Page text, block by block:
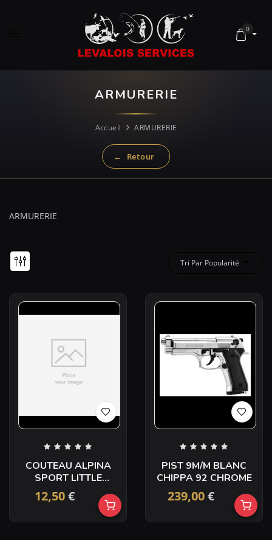
0
ARMURERIE
Accueil ARMURERIE
ARMURERIE
Tri Par Popularité
COUTEAU ALPINA
SPORT LITTLE
ANCHO
12,50€
PIST 9M/M BLANC
CHIPPA 92 CHROME
239,00€